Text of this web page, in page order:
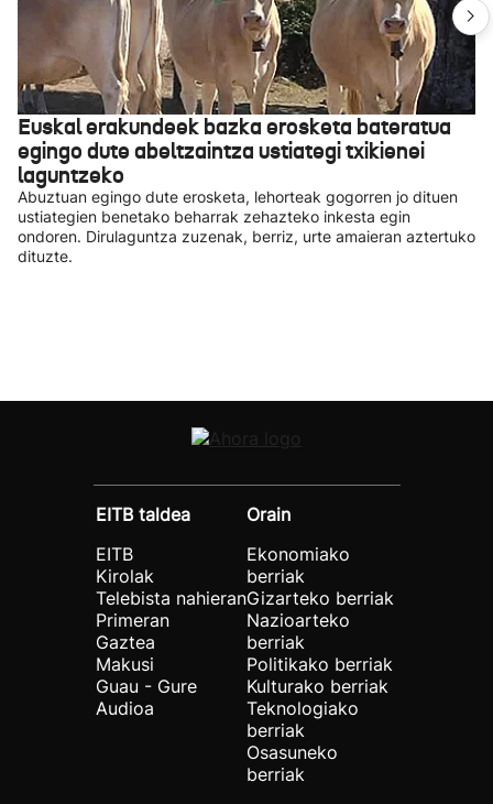
Euskal erakundeek bazka erosketa bateratua
egingo dute abeltzaintza ustiategi txikienei
laguntzeko
Abuztuan egingo dute erosketa, lehorteak gogorren jo dituen
ustiategien benetako beharrak zehazteko inkesta egin
ondoren. Dirulaguntza zuzenak, berriz, urte amaieran aztertuko
dituzte.
EITB taldea
EITB
Kirolak
Telebista nahieran
Primeran
Gaztea
Makusi
Guau - Gure
Audioa
Orain
Ekonomiako
berriak
Gizarteko berriak
Nazioarteko
berriak
Politikako berriak
Kulturako berriak
Teknologiako
berriak
Osasuneko
berriak